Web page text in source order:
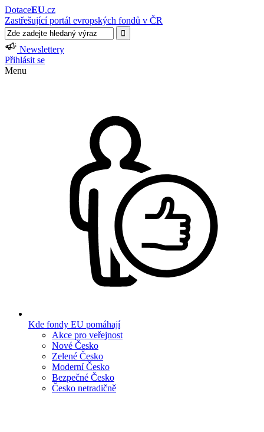
DotaceEU.cz
Zastřešující portál evropských fondů v ČR
Newslettery
Přihlásit se
Menu
Kde fondy EU pomáhají
Akce pro veřejnost
Nové Česko
Zelené Česko
Moderní Česko
Bezpečné Česko
Česko netradičně